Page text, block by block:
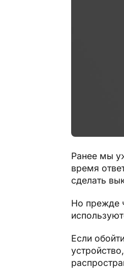
Ранее мы
время
сделать
Но прежде
Если